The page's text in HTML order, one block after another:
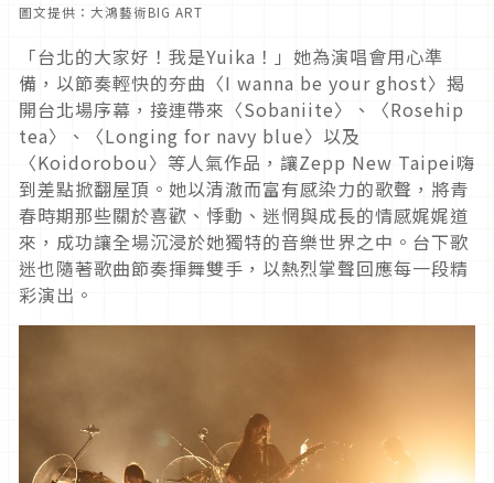
圖文提供：大鴻藝術BIG ART
「台北的大家好！我是Yuika！」她為演唱會用心準
備，以節奏輕快的夯曲〈I wanna be your ghost〉揭
開台北場序幕，接連帶來〈Sobaniite〉、〈Rosehip
tea〉、〈Longing for navy blue〉以及
〈Koidorobou〉等人氣作品，讓Zepp New Taipei嗨
到差點掀翻屋頂。她以清澈而富有感染力的歌聲，將青
春時期那些關於喜歡、悸動、迷惘與成長的情感娓娓道
來，成功讓全場沉浸於她獨特的音樂世界之中。台下歌
迷也隨著歌曲節奏揮舞雙手，以熱烈掌聲回應每一段精
彩演出。